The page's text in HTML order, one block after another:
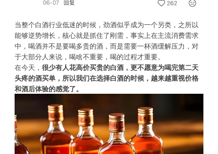
当整个白酒行业低迷的时候，劲酒似乎成为一个另类，之所以
能够逆势增长，核心就是抓住了刚需，事实上在主流消费需求
中，喝酒并不是要喝多贵的酒，而是需要一杯酒缓解压力，对
于大部分人来说，喝啥不重要，喝的过程才重要。
在今天， 很少有人花高价买贵的白酒，更不愿意为喝完第二天
头疼的酒买单，所以我们在选择白酒的时候，越来越重视价格
和酒后体验的感觉了。